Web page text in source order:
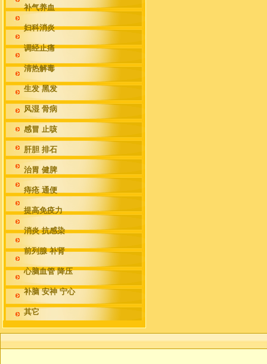
补气养血
妇科消炎
调经止痛
清热解毒
生发 黑发
风湿 骨病
感冒 止咳
肝胆 排石
治胃 健脾
痔疮 通便
提高免疫力
消炎 抗感染
前列腺 补肾
心脑血管 降压
补脑 安神 宁心
其它